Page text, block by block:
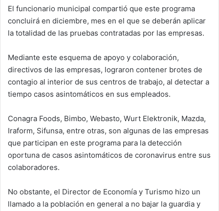
El funcionario municipal compartió que este programa
concluirá en diciembre, mes en el que se deberán aplicar
la totalidad de las pruebas contratadas por las empresas.
Mediante este esquema de apoyo y colaboración,
directivos de las empresas, lograron contener brotes de
contagio al interior de sus centros de trabajo, al detectar a
tiempo casos asintomáticos en sus empleados.
Conagra Foods, Bimbo, Webasto, Wurt Elektronik, Mazda,
Iraform, Sifunsa, entre otras, son algunas de las empresas
que participan en este programa para la detección
oportuna de casos asintomáticos de coronavirus entre sus
colaboradores.
No obstante, el Director de Economía y Turismo hizo un
llamado a la población en general a no bajar la guardia y